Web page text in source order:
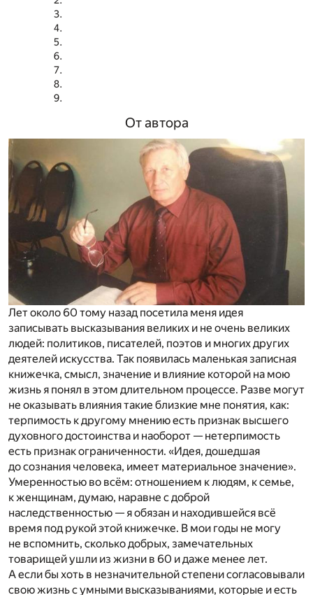
От автора
Лет около 60 тому назад посетила меня идея
записывать высказывания великих и не очень великих
людей: политиков, писателей, поэтов и многих других
деятелей искусства. Так появилась маленькая записная
книжечка, смысл, значение и влияние которой на мою
жизнь я понял в этом длительном процессе. Разве могут
не оказывать влияния такие близкие мне понятия, как:
терпимость к другому мнению есть признак высшего
духовного достоинства и наоборот — нетерпимость
есть признак ограниченности. «Идея, дошедшая
до сознания человека, имеет материальное значение».
Умеренностью во всём: отношением к людям, к семье,
к женщинам, думаю, наравне с доброй
наследственностью — я обязан и находившейся всё
время под рукой этой книжечке. В мои годы не могу
не вспомнить, сколько добрых, замечательных
товарищей ушли из жизни в 60 и даже менее лет.
А если бы хоть в незначительной степени согласовывали
свою жизнь с умными высказываниями, которые и есть